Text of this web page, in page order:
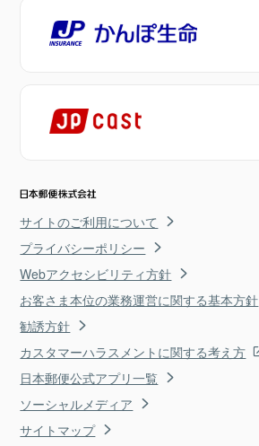
サイトのご利用について
プライバシーポリシー
Webアクセシビリティ方針
お客さま本位の業務運営に関する基本方針
勧誘方針
カスタマーハラスメントに関する考え方
日本郵便公式アプリ一覧
ソーシャルメディア
サイトマップ